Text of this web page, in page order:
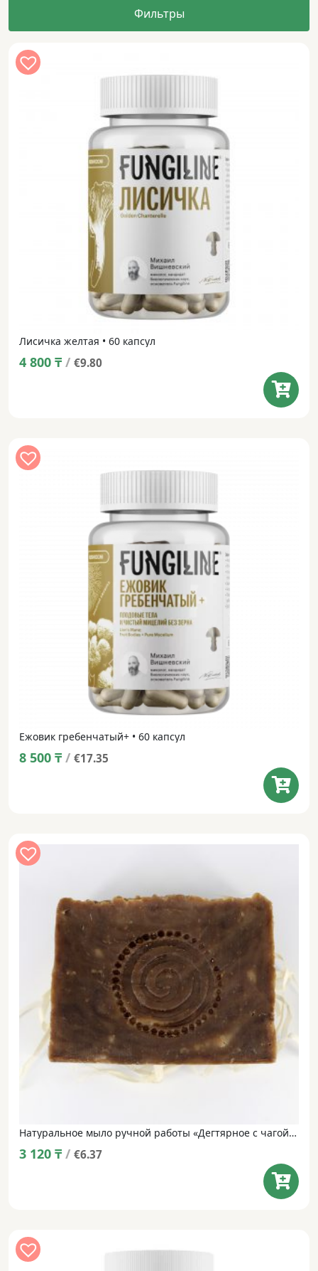
Фильтры
Лисичка желтая • 60 капсул
4 800 ₸ / €9.80
Ежовик гребенчатый+ • 60 капсул
8 500 ₸ / €17.35
Натуральное мыло ручной работы «Дегтярное с чагой и мухомором» • 100 г
3 120 ₸ / €6.37